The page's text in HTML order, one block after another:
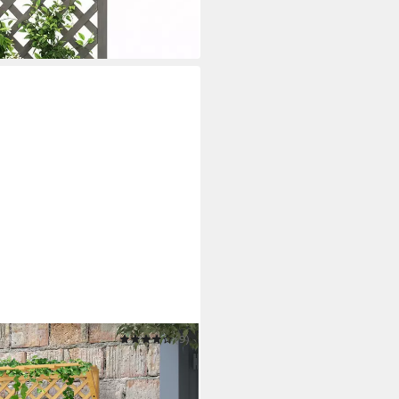
mit Rankhilfe, Holz
(9)